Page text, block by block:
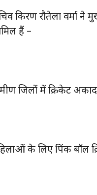
किरण रौतेला वर्मा ने
हैं –
जिलों में क्रिकेट
के लिए पिंक बॉल